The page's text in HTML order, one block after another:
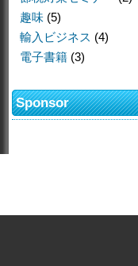
趣味 (5)
輸入ビジネス (4)
電子書籍 (3)
Sponsor